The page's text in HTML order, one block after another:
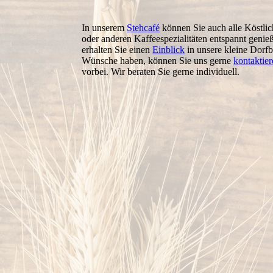
In unserem Stehcafé können Sie auch alle
oder anderen Kaffeespezialitäten entspannt
erhalten Sie einenEinblick in unsere kleine
Wünsche haben, können Sie uns gerne
vorbei. Wir beraten Sie gerne individuell.
1